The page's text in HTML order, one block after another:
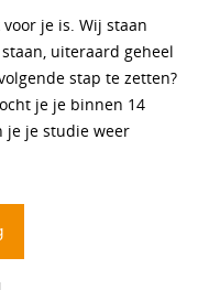
je is. Wij staan
uiteraard geheel
stap te zetten?
je je binnen 14
je je studie weer